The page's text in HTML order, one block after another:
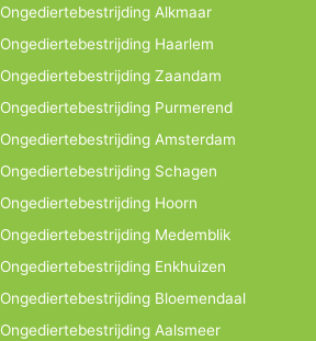
Ongediertebestrijding Alkmaar
Ongediertebestrijding Haarlem
Ongediertebestrijding Zaandam
Ongediertebestrijding Purmerend
Ongediertebestrijding Amsterdam
Ongediertebestrijding Schagen
Ongediertebestrijding Hoorn
Ongediertebestrijding Medemblik
Ongediertebestrijding Enkhuizen
Ongediertebestrijding Bloemendaal
Ongediertebestrijding Aalsmeer